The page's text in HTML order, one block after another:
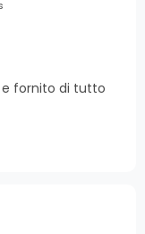
fornito di tutto